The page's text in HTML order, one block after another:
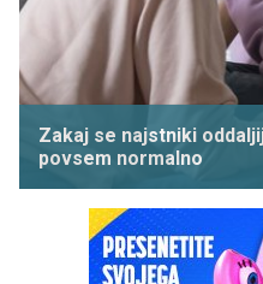
Zakaj se najstniki
povsem normalno